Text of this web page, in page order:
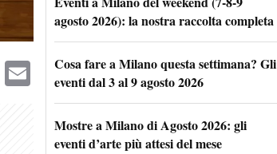
Telegram
Email
agosto 2026): la nostra raccolta completa
Cosa fare a Milano questa settimana? Gli
eventi dal 3 al 9 agosto 2026
Mostre a Milano di Agosto 2026: gli
eventi d’arte più attesi del mese